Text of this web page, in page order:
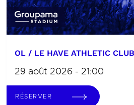
OL / LE HAVE ATHLETIC CLUB
29 août 2026 - 21:00
RÉSERVER